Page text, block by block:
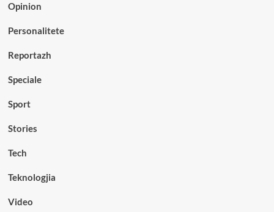
Opinion
Personalitete
Reportazh
Speciale
Sport
Stories
Tech
Teknologjia
Video